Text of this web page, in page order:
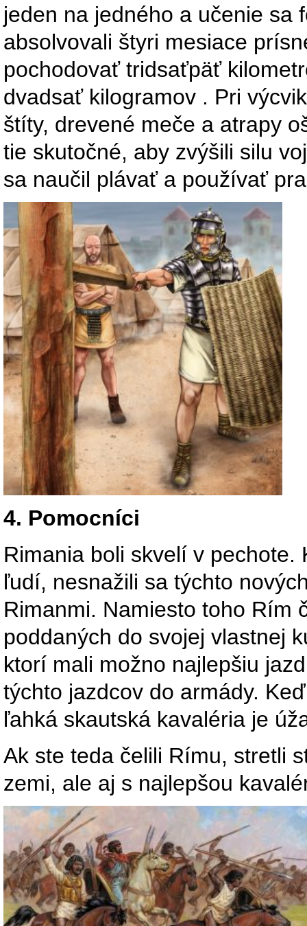
jeden na jedného a učenie sa
absolvovali štyri mesiace
pochodovať tridsaťpäť
dvadsať kilogramov . Pri
štíty, drevené meče a atrapy
tie skutočné, aby zvýšili silu
sa naučil plávať a používať
4. Pomocníci
Rimania boli skvelí v
ľudí, nesnažili sa týchto
Rimanmi. Namiesto toho Rím
poddaných do svojej vlastnej
ktorí mali možno najlepšiu
týchto jazdcov do armády.
ľahká skautská kavaléria je
Ak ste teda čelili Rímu, stretli
zemi, ale aj s najlepšou